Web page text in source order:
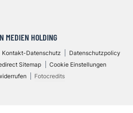
MEDIEN HOLDING
Kontakt-Datenschutz
Datenschutzpolicy
Sitemap
Cookie Einstellungen
Fotocredits